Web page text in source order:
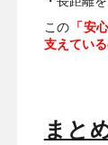
この 「安
支えてい
まと